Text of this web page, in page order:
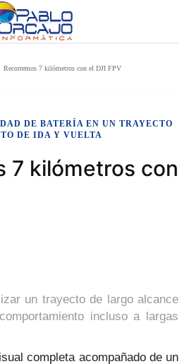
Recorremos 7 kilómetros con el DJI FPV
DE BATERÍA EN UN TRAYECTO
DE IDA Y VUELTA
7 kilómetros con
un trayecto de largo alcance
incluso a largas
completa acompañado de un